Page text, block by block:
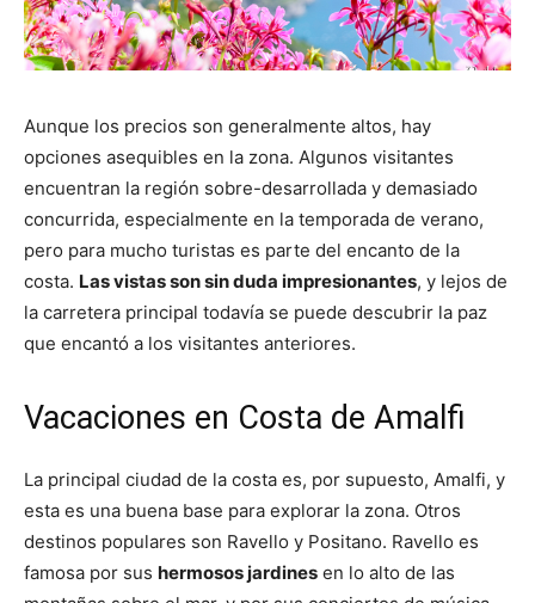
Aunque los precios son generalmente altos, hay
opciones asequibles en la zona. Algunos visitantes
encuentran la región sobre-desarrollada y demasiado
concurrida, especialmente en la temporada de verano,
pero para mucho turistas es parte del encanto de la
costa. Las vistas son sin duda impresionantes, y lejos de
la carretera principal todavía se puede descubrir la paz
que encantó a los visitantes anteriores.
Vacaciones en Costa de Amalfi
La principal ciudad de la costa es, por supuesto, Amalfi, y
esta es una buena base para explorar la zona. Otros
destinos populares son Ravello y Positano. Ravello es
famosa por sus hermosos jardines en lo alto de las